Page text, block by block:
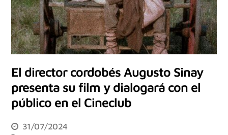
El director cordobés Augusto Sinay
presenta su film y dialogará con el
público en el Cineclub
31/07/2024